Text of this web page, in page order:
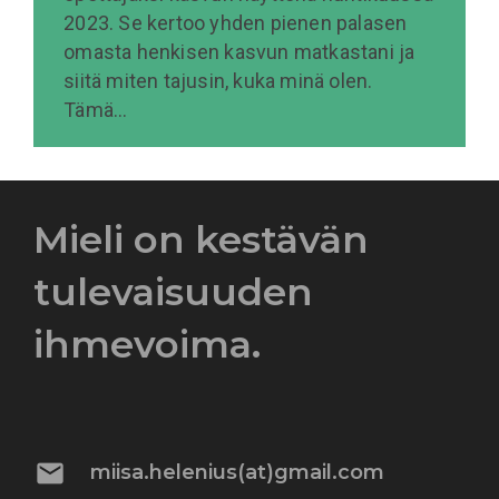
2023. Se kertoo yhden pienen palasen
omasta henkisen kasvun matkastani ja
siitä miten tajusin, kuka minä olen.
Tämä…
Mieli on kestävän
tulevaisuuden
ihmevoima.
mail miisa.helenius(at)gmail.com